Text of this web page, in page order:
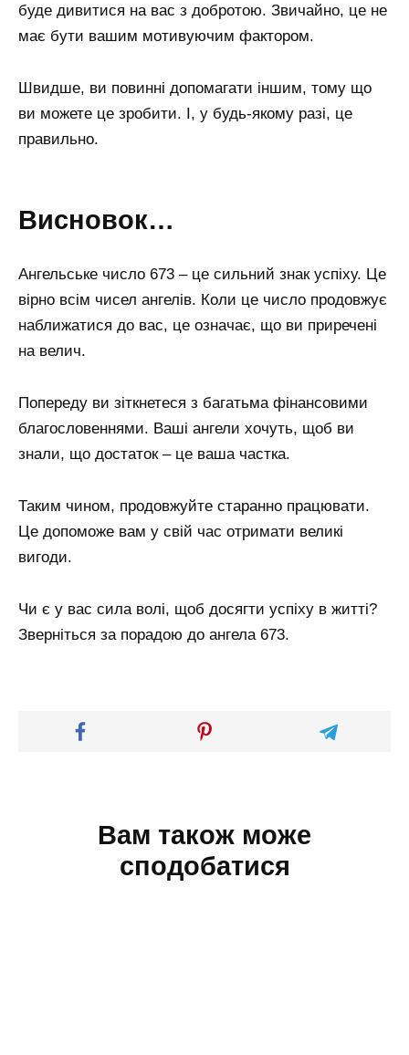
буде дивитися на вас з добротою. Звичайно, це не
має бути вашим мотивуючим фактором.
Швидше, ви повинні допомагати іншим, тому що
ви можете це зробити. І, у будь-якому разі, це
правильно.
Висновок…
Ангельське число 673 – це сильний знак успіху. Це
вірно всім чисел ангелів. Коли це число продовжує
наближатися до вас, це означає, що ви приречені
на велич.
Попереду ви зіткнетеся з багатьма фінансовими
благословеннями. Ваші ангели хочуть, щоб ви
знали, що достаток – це ваша частка.
Таким чином, продовжуйте старанно працювати.
Це допоможе вам у свій час отримати великі
вигоди.
Чи є у вас сила волі, щоб досягти успіху в житті?
Зверніться за порадою до ангела 673.
Вам також може
сподобатися